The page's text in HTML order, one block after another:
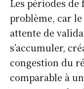
Les périodes
problème, car
attente de
s’accumuler,
congestion du
comparable à